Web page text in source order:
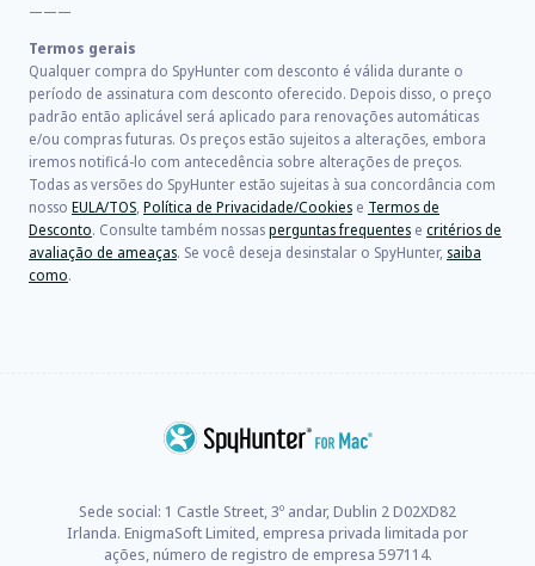
———
Termos gerais
Qualquer compra do SpyHunter com desconto é válida durante o
período de assinatura com desconto oferecido. Depois disso, o preço
padrão então aplicável será aplicado para renovações automáticas
e/ou compras futuras. Os preços estão sujeitos a alterações, embora
iremos notificá-lo com antecedência sobre alterações de preços.
Todas as versões do SpyHunter estão sujeitas à sua concordância com
nosso EULA/TOS, Política de Privacidade/Cookies e Termos de
Desconto. Consulte também nossasperguntas frequentes e critérios de
avaliação de ameaças. Se você deseja desinstalar o SpyHunter, saiba
como.
Sede social: 1 Castle Street, 3º andar, Dublin 2 D02XD82
Irlanda. EnigmaSoft Limited, empresa privada limitada por
ações, número de registro de empresa 597114.